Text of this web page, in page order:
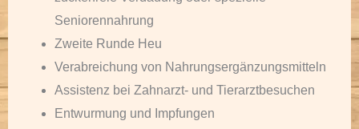
Seniorennahrung
Zweite Runde Heu
Verabreichung von Nahrungsergänzungsmitteln
Assistenz bei Zahnarzt- und Tierarztbesuchen
Entwurmung und Impfungen